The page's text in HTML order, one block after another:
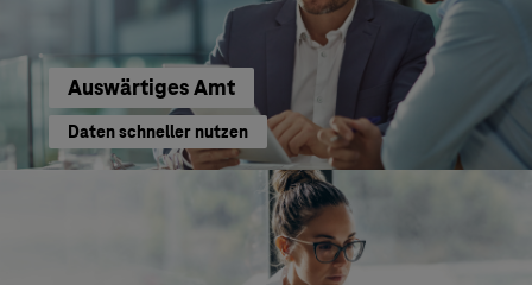
Auswärtiges Amt
Daten schneller nutzen